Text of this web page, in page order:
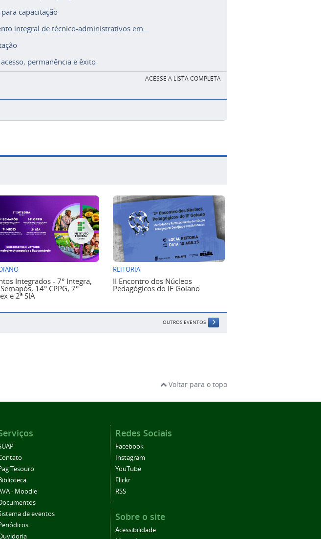
capacitação
integral de técnico-administrativos em...
permanência e êxito
ACESSE A LISTA COMPLETA
Integrados - 7° Integra,
14° CPPG, 7°
e 2ª SIA
REITORIA
II Encontro dos Núcleos
Pedagógicos do IF Goiano
OUTROS EVENTOS
Voltar para o topo
Tesouro
- Moodle
de eventos
Redes Sociais
Facebook
Instagram
YouTube
Flickr
RSS
Sobre o site
Acessibilidade